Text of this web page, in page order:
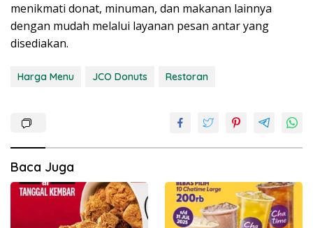
menikmati donat, minuman, dan makanan lainnya
dengan mudah melalui layanan pesan antar yang
disediakan.
Harga Menu JCO Donuts Restoran
Baca Juga